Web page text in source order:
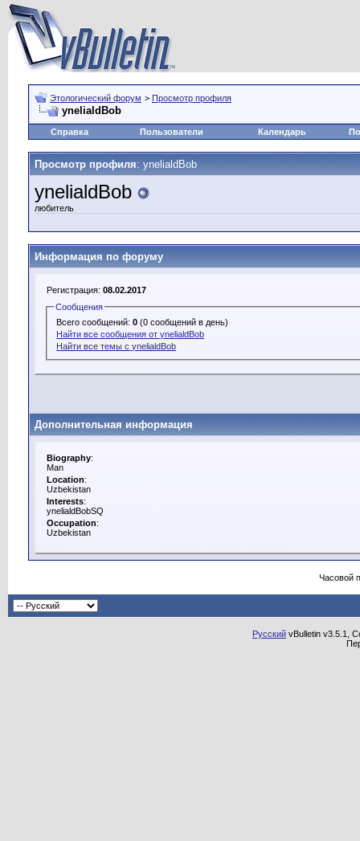
Этологический форум > Просмотр профиля
ynelialdBob
Справка Пользователи Календарь
Просмотр профиля: ynelialdBob
ynelialdBob
любитель
Информация по форуму
Регистрация: 08.02.2017
Сообщения
Всего сообщений:0 (0 сообщений в день)
Найти все сообщения от ynelialdBob
Найти все темы с ynelialdBob
Дополнительная информация
Biography:
Man
Location:
Uzbekistan
Interests:
ynelialdBobSQ
Occupation:
Uzbekistan
Часовой
Русский vBulletin v3.5.1,